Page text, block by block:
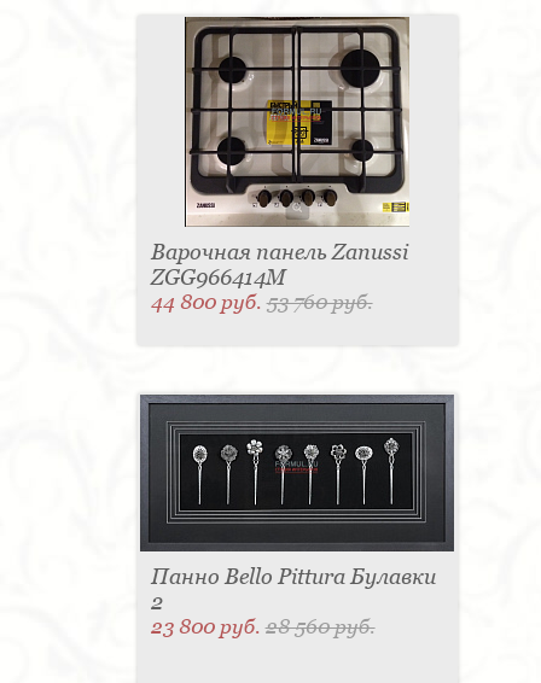
Варочная панель Zanussi
ZGG966414M
44 800 руб.53 760 руб.
Панно Bello Pittura Булавки
2
23 800 руб.28 560 руб.